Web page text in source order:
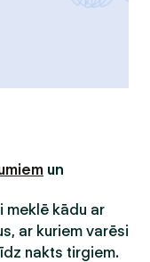
un
meklē kādu ar
ar kuriem varēsi
nakts tirgiem.